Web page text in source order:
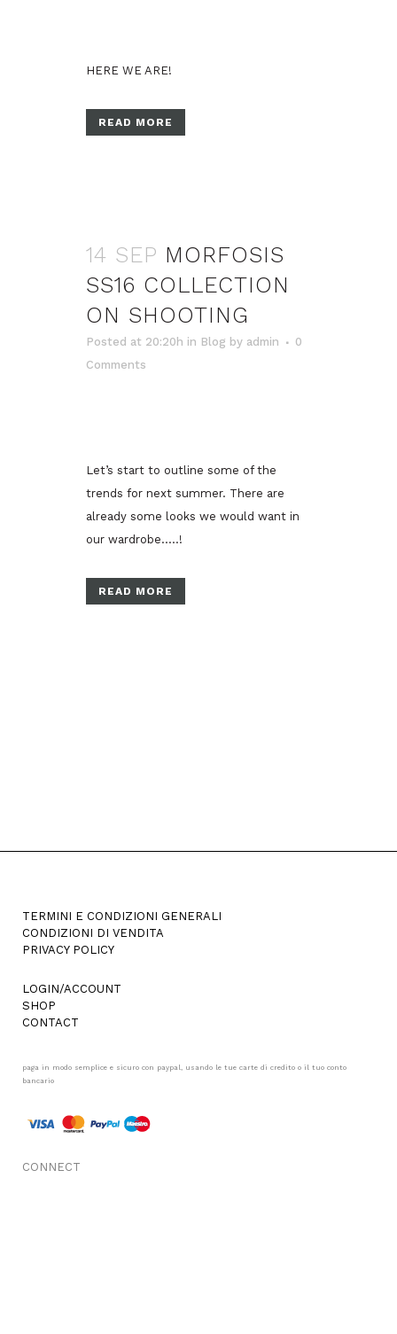
HERE WE ARE!
READ MORE
14 SEP MORFOSIS
SS16 COLLECTION
ON SHOOTING
Posted at 20:20h in Blog by admin
0
Comments
Let’s start to outline some of the
trends for next summer. There are
already some looks we would want in
our wardrobe…..!
READ MORE
TERMINI E CONDIZIONI GENERALI
CONDIZIONI DI VENDITA
PRIVACY POLICY
LOGIN/ACCOUNT
SHOP
CONTACT
paga in modo semplice e sicuro con paypal, usando le tue carte di credito o il tuo conto
bancario
CONNECT